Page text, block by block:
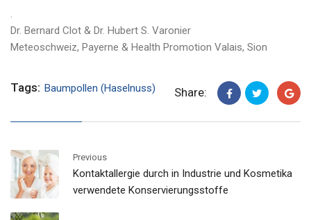
.
Dr. Bernard Clot & Dr. Hubert S. Varonier
Meteoschweiz, Payerne & Health Promotion Valais, Sion
Tags: Baumpollen (Haselnuss) Share:
Previous
Kontaktallergie durch in Industrie und Kosmetika
verwendete Konservierungsstoffe